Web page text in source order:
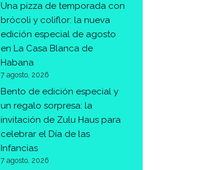
Una pizza de temporada con
brócoli y coliflor: la nueva
edición especial de agosto
en La Casa Blanca de
Habana
7 agosto, 2026
Bento de edición especial y
un regalo sorpresa: la
invitación de Zulu Haus para
celebrar el Día de las
Infancias
7 agosto, 2026